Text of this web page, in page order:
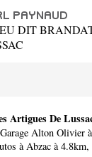
PAYNAUD
DIT
Artigues De
Garage Alton Olivier
à Abzac à 4.8km,